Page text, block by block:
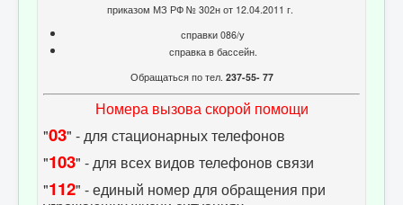
приказом МЗ РФ № 302н от 12.04.2011 г.
справки 086/у
справка в бассейн.
Обращаться по тел. 237-55- 77
Номера вызова скорой помощи
"03" - для стационарных телефонов
"103" - для всех видов телефонов связи
"112" - единый номер для обращения при